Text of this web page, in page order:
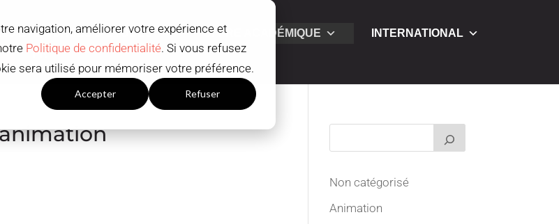
navigation, améliorer votre expérience et
Politique de confidentialité. Si vous refusez
sera utilisé pour mémoriser votre préférence.
Accepter Refuser
ET BOURSES D'ÉTUDES OFFRE ACADÉMIQUE
INTERNATIONAL
FR
Non catégorisé
Animation